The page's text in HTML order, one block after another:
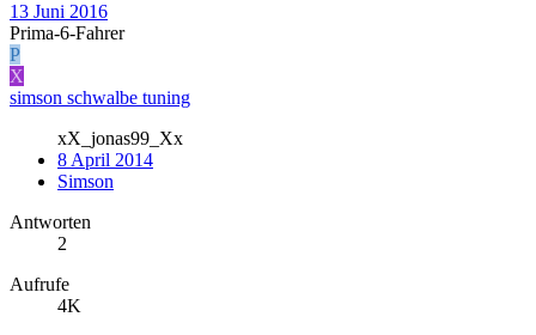
13 Juni 2016
Prima-6-Fahrer
P
X
simson schwalbe tuning
xX_jonas99_Xx
8 April 2014
Simson
Antworten
2
Aufrufe
4K